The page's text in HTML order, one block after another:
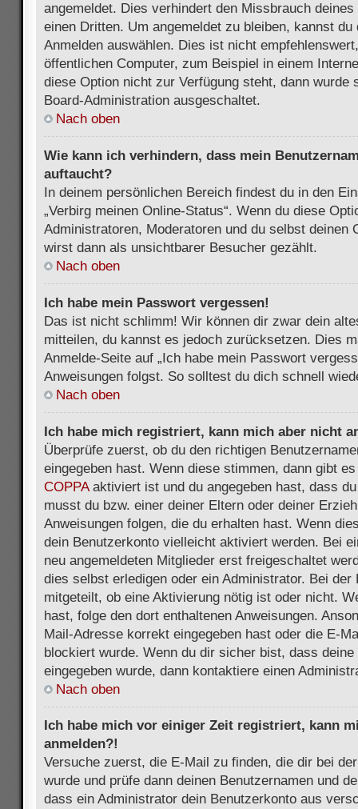
angemeldet. Dies verhindert den Missbrauch
einen Dritten. Um angemeldet zu bleiben, kannst
Anmelden auswählen. Dies ist nicht
öffentlichen Computer, zum Beispiel in einem
diese Option nicht zur Verfügung steht, dann wurde
Board-Administration ausgeschaltet.
Nach oben
Wie kann ich verhindern, dass mein
auftaucht?
In deinem persönlichen Bereich findest du in den
„Verbirg meinen Online-Status“. Wenn du diese
Administratoren, Moderatoren und du selbst deinen
wirst dann als unsichtbarer Besucher gezählt.
Nach oben
Ich habe mein Passwort vergessen!
Das ist nicht schlimm! Wir können dir zwar dein
mitteilen, du kannst es jedoch zurücksetzen. Dies
Anmelde-Seite auf „Ich habe mein Passwort
Anweisungen folgst. So solltest du dich schnell
Nach oben
Ich habe mich registriert, kann mich aber nicht
Überprüfe zuerst, ob du den richtigen
eingegeben hast. Wenn diese stimmen, dann gibt
COPPAaktiviert ist und du angegeben hast, dass
musst du bzw. einer deiner Eltern oder deiner
Anweisungen folgen, die du erhalten hast. Wenn
dein Benutzerkonto vielleicht aktiviert werden. Bei
neu angemeldeten Mitglieder erst freigeschaltet
dies selbst erledigen oder ein Administrator. Bei der
mitgeteilt, ob eine Aktivierung nötig ist oder nicht.
hast, folge den dort enthaltenen Anweisungen.
Mail-Adresse korrekt eingegeben hast oder die E-
blockiert wurde. Wenn du dir sicher bist, dass
eingegeben wurde, dann kontaktiere einen
Nach oben
Ich habe mich vor einiger Zeit registriert, kann
anmelden?!
Versuche zuerst, die E-Mail zu finden, die dir bei
wurde und prüfe dann deinen Benutzernamen und
dass ein Administrator dein Benutzerkonto aus